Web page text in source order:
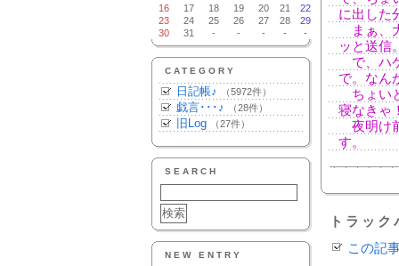
16
17 18 19 20 21
22
23
24 25 26 27 28
29
30
31 - - - - -
CATEGORY
日記帳♪ （5972件）
戯言･･･♪ （28件）
旧Log （27件）
SEARCH
NEW ENTRY
に出した
まぁ、
ッと送信
で、ハ
で。なん
ちょい
寝なきゃ
夜明け
す。
トラッ
この記